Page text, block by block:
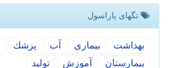
تگهای پاراسول
بهداشت بیماری آب پزشك
بیمارستان
آموزش تولید